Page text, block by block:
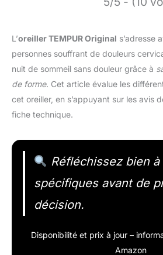
L’oreiller TEMPUR Original s’adresse
personnes souffrant de douleurs
nuit de sommeil sans douleur grâce à
de forme. Cet article évalue les
cet oreiller, en s’appuyant sur les avis
fiche technique.
Réfléchissez bien
spécifiques avant de
décision.
Disponibilité et prix à jour –
Amazon